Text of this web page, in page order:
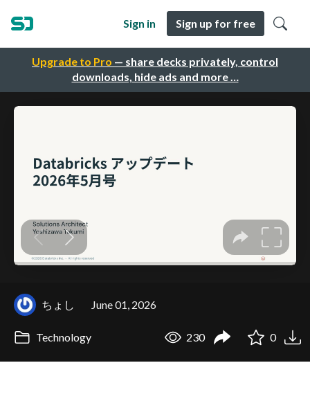
Upgrade to Pro — share decks privately, control
downloads, hide ads and more …
Sign in Sign up for free
ちょし June 01, 2026
Technology 230 0